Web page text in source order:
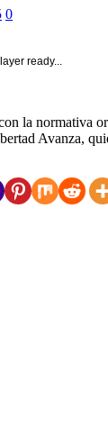
0
ready...
la normativa
Avanza,